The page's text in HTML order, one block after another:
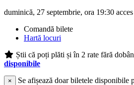
duminică, 27 septembrie, ora 19:30
Comandă bilete
Hartă locuri
Știi că poți plăti și în 2 rate fără
disponibile
×
Se afișează doar biletele disponibile